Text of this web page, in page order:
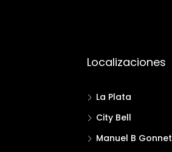
Localizaciones
La Plata
City Bell
Manuel B Gonnet